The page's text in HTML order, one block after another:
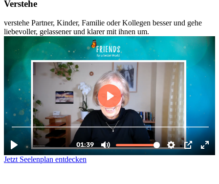
Verstehe
verstehe Partner, Kinder, Familie oder Kollegen besser und gehe
liebevoller, gelassener und klarer mit ihnen um.
Jetzt Seelenplan entdecken